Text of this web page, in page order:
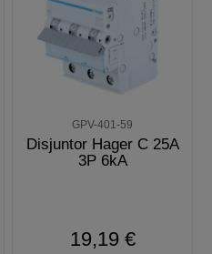
GPV-401-59
Disjuntor Hager C 25A
3P 6kA
19,19 €